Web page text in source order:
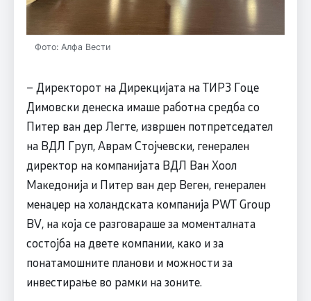
Фото: Алфа Вести
– Директорот на Дирекцијата на ТИРЗ Гоце
Димовски денеска имаше работна средба со
Питер ван дер Легте, извршен потпретседател
на ВДЛ Груп, Аврам Стојчевски, генерален
директор на компанијата ВДЛ Ван Хоол
Македонија и Питер ван дер Веген, генерален
менаџер на холандската компанија PWT Group
BV, на која се разговараше за моменталната
состојба на двете компании, како и за
понатамошните планови и можности за
инвестирање во рамки на зоните.